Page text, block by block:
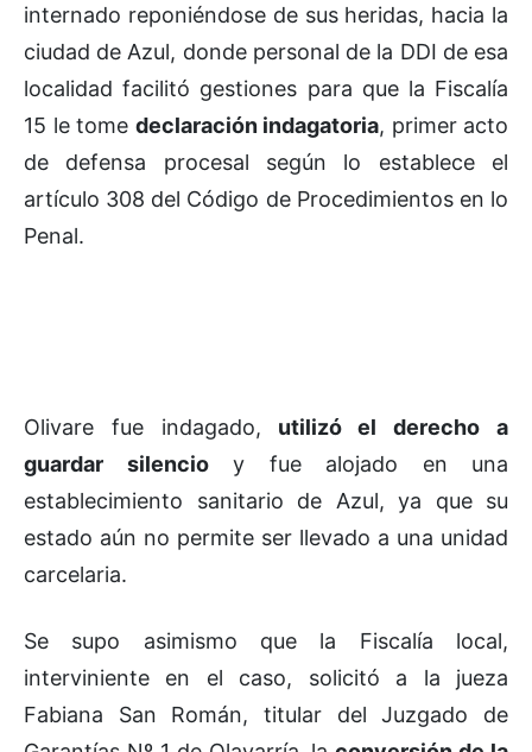
internado reponiéndose de sus heridas, hacia la
ciudad de Azul, donde personal de la DDI de esa
localidad facilitó gestiones para que la Fiscalía
15 le tome declaración indagatoria, primer acto
de defensa procesal según lo establece el
artículo 308 del Código de Procedimientos en lo
Penal.
Olivare fue indagado, utilizó el derecho a
guardar silencioy fue alojado en una
establecimiento sanitario de Azul, ya que su
estado aún no permite ser llevado a una unidad
carcelaria.
Se supo asimismo que la Fiscalía local,
interviniente en el caso, solicitó a la jueza
Fabiana San Román, titular del Juzgado de